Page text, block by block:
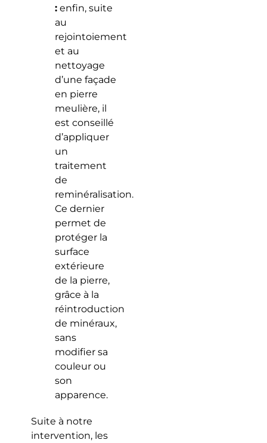
:enfin, suite
au
rejointoiement
et au
nettoyage
d’une façade
en pierre
meulière, il
est conseillé
d’appliquer
un
traitement
de
reminéralisation.
Ce dernier
permet de
protéger la
surface
extérieure
de la pierre,
grâce à la
réintroduction
de minéraux,
sans
modifier sa
couleur ou
son
apparence.
Suite à notre
intervention, les